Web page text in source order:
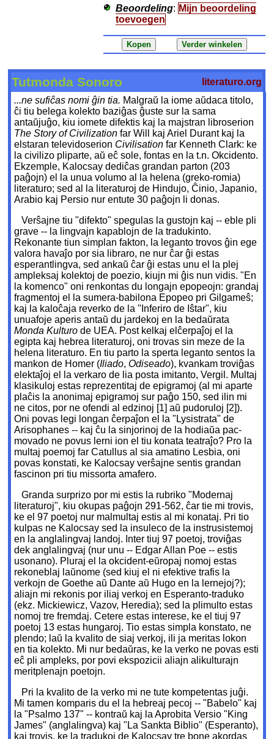
Beoordeling: Mijn beoordeling
toevoegen
Tutmonda Sonoro
literaturo.org
...ne sufiĉas nomi ĝin tia. Malgraŭ la iome aŭdaca titolo,
ĉi tiu belega kolekto baziĝas ĝuste sur la sama
antaŭjuĝo, kiu iomete difektis kaj la majstran libroserion
The Story of Civilization far Will kaj Ariel Durant kaj la
elstaran televidoserion Civilisation far Kenneth Clark: ke
la civilizo pliparte, aŭ eĉ sole, fontas en la t.n. Okcidento.
Ekzemple, Kalocsay dediĉas grandan parton (203
paĝojn) el la unua volumo al la helena (greko-romia)
literaturo; sed al la literaturoj de Hindujo, Ĉinio, Japanio,
Arabio kaj Persio nur entute 30 paĝojn li donas.
Verŝajne tiu "difekto" spegulas la gustojn kaj -- eble pli
grave -- la lingvajn kapablojn de la tradukinto.
Rekonante tiun simplan fakton, la leganto trovos ĝin ege
valora havaĵo por sia libraro, ne nur ĉar ĝi estas
esperantlingva, sed ankaŭ ĉar ĝi estas unu el la plej
ampleksaj kolektoj de poezio, kiujn mi ĝis nun vidis. "En
la komenco" oni renkontas du longajn epopeojn: grandaj
fragmentoj el la sumera-babilona Epopeo pri Gilgameŝ;
kaj la kaloĉaja reverko de la "Inferiro de Iŝtar", kiu
unuafoje aperis antaŭ du jardekoj en la bedaŭrata
Monda Kulturo de UEA. Post kelkaj elĉerpaĵoj el la
egipta kaj hebrea literaturoj, oni trovas sin meze de la
helena literaturo. En tiu parto la sperta leganto sentos la
mankon de Homer (Iliado,Odiseado), kvankam troviĝas
elektaĵoj el la verkaro de lia posta imitanto, Vergil. Multaj
klasikuloj estas reprezentitaj de epigramoj (al mi aparte
plaĉis la anonimaj epigramoj sur paĝo 150, sed ilin mi
ne citos, por ne ofendi al edzinoj [1] aŭ pudoruloj [2]).
Oni povas legi longan ĉerpaĵon el la "Lysistrata" de
Arisophanes -- kaj ĉu la sinjorinoj de la hodiaŭa pac-
movado ne povus lerni ion el tiu konata teatraĵo? Pro la
multaj poemoj far Catullus al sia amatino Lesbia, oni
povas konstati, ke Kalocsay verŝajne sentis grandan
fascinon pri tiu missorta amafero.
Granda surprizo por mi estis la rubriko "Modernaj
literaturoj", kiu okupas paĝojn 291-562, ĉar tie mi trovis,
ke el 97 poetoj nur malmultaj estis al mi konataj. Pri tio
kulpas ne Kalocsay sed la insuleco de la instrusistemoj
en la anglalingvaj landoj. Inter tiuj 97 poetoj, troviĝas
dek anglalingvaj (nur unu -- Edgar Allan Poe -- estis
usonano). Pluraj el la okcident-eŭropaj nomoj estas
rekoneblaj laŭnome (sed kiuj el ni efektive trafis la
verkojn de Goethe aŭ Dante aŭ Hugo en la lernejoj?);
aliajn mi rekonis por iliaj verkoj en Esperanto-traduko
(ekz. Mickiewicz, Vazov, Heredia); sed la plimulto estas
nomoj tre fremdaj. Cetere estas interese, ke el tiuj 97
poetoj 13 estas hungaroj. Tio estas simpla konstato, ne
plendo; laŭ la kvalito de siaj verkoj, ili ja meritas lokon
en tia kolekto. Mi nur bedaŭras, ke la verko ne povas esti
eĉ pli ampleks, por povi ekspozicii aliajn alikulturajn
meritplenajn poetojn.
Pri la kvalito de la verko mi ne tute kompetentas juĝi.
Mi tamen komparis du el la hebreaj pecoj -- "Babelo" kaj
la "Psalmo 137" -- kontraŭ kaj la Aprobita Versio "King
James" (anglalingva) kaj "La Sankta Biblio" (Esperanto),
kaj trovis, ke la tradukoj de Kalocsay tre bone akordas